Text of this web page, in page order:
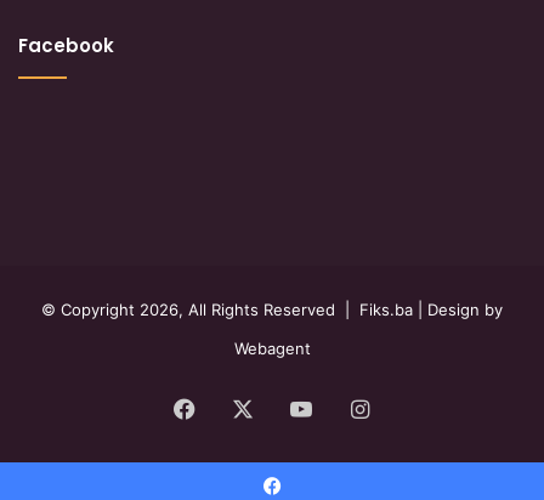
Facebook
© Copyright 2026, All Rights Reserved | Fiks.ba | Design by
Webagent
Facebook YouTubeInstagram